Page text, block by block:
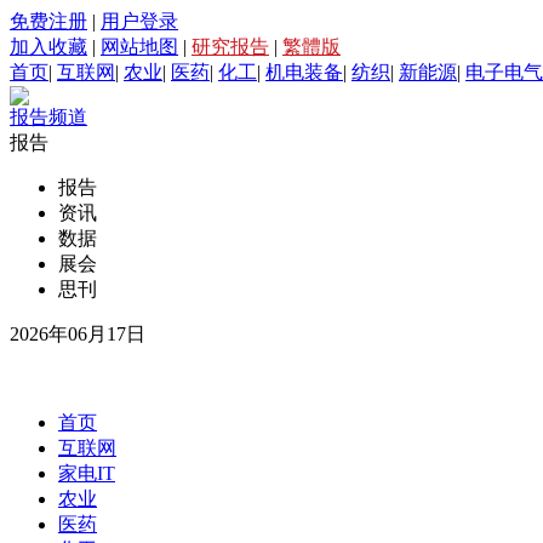
免费注册 | 用户登录
加入收藏 | 网站地图 | 研究报告 | 繁體版
首页| 互联网 | 农业| 医药| 化工| 机电装备| 纺织| 新能源| 电子电气
报告频道
报告
报告
资讯
数据
展会
思刊
2026年06月17日
首页
互联网
家电IT
农业
医药